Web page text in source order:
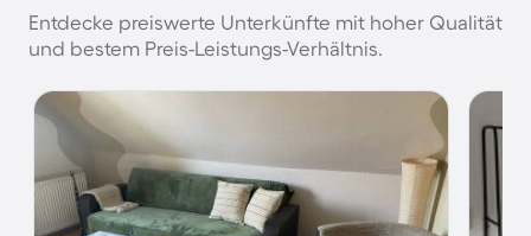
Entdecke preiswerte Unterkünfte mit hoher Qualität
und bestem Preis-Leistungs-Verhältnis.